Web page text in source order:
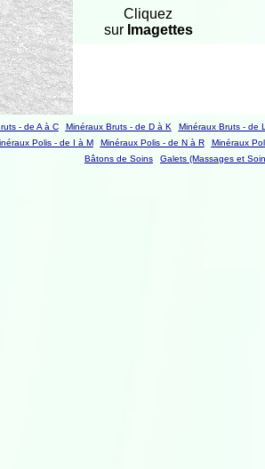
Cliquez
surImagettes
- de A à C Minéraux Bruts - de D à K
Minéraux Bruts - de
Polis - de I à M Minéraux Polis - de N à R
Minéraux
Bâtons de Soins
Galets (Massages et